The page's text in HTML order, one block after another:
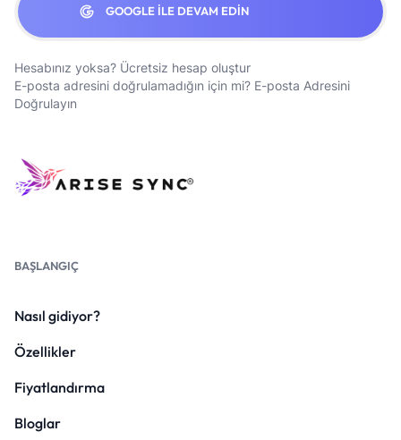
GOOGLE ILE DEVAM EDIN
Hesabınız yoksa? Ücretsiz hesap oluştur
E-posta adresini doğrulamadığın için mi? E-posta Adresini
Doğrulayın
BAŞLANGIÇ
Nasıl gidiyor?
Özellikler
Fiyatlandırma
Bloglar